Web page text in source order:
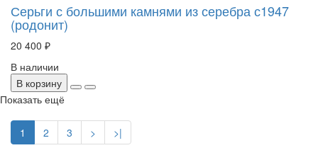
Серьги с большими камнями из серебра с1947
(родонит)
20 400 ₽
В наличии
В корзину
Показать ещё
1 2 3 > >|